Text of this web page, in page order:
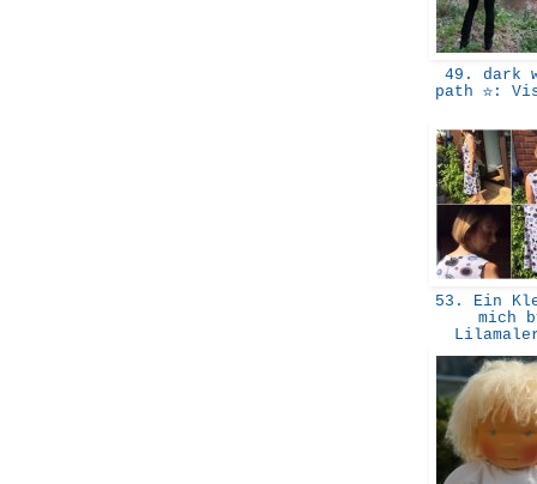
49. dark
path ☆:
53. Ein
mich